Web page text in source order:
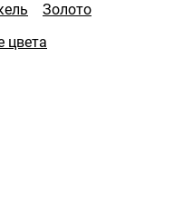
Золото
цвета